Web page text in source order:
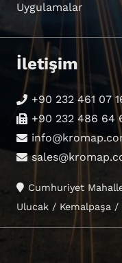
Uygulamalar
İletişim
+90 232 461 07
+90 232 486 64
Cumhuriyet
Ulucak / Kemalpaşa /